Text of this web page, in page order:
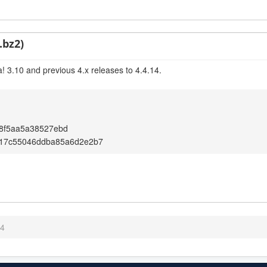
3.10 and previous 4.x releases to 4.4.14.